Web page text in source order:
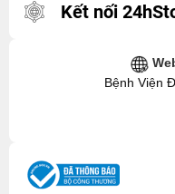
Kết nối
Bệnh Viện